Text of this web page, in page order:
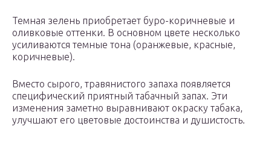
Темная зелень приобретает буро-коричневые и
оливковые оттенки. В основном цвете несколько
усиливаются темные тона (оранжевые, красные,
коричневые).
Вместо сырого, травянистого запаха появляется
специфический приятный табачный запах. Эти
изменения заметно выравнивают окраску табака,
улучшают его цветовые достоинства и душистость.